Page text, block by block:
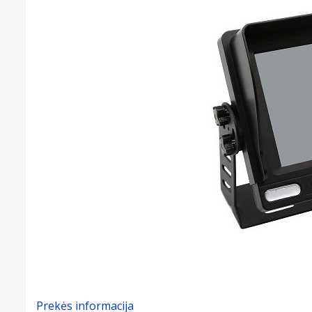
Prekės informacija